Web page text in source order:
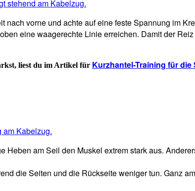
vorne und achte auf eine feste Spannung im
eine waagerechte Linie erreichen. Damit der
liest du im Artikel für Kurzhantel-Training für die
Heben am Seil den Muskel extrem stark aus.
die Seiten und die Rückseite weniger tun. Ganz